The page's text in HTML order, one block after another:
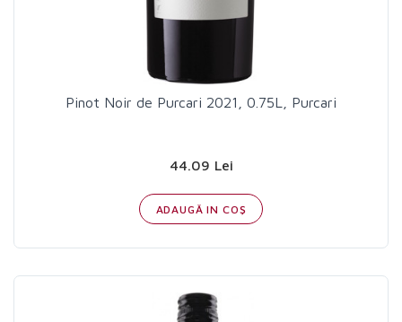
Pinot Noir de Purcari 2021, 0.75L, Purcari
44.09 Lei
ADAUGĂ IN COŞ